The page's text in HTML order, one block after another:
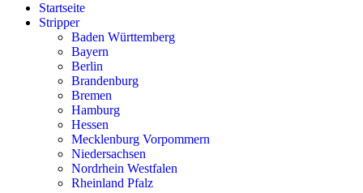
Startseite
Stripper
Baden Württemberg
Bayern
Berlin
Brandenburg
Bremen
Hamburg
Hessen
Mecklenburg Vorpommern
Niedersachsen
Nordrhein Westfalen
Rheinland Pfalz